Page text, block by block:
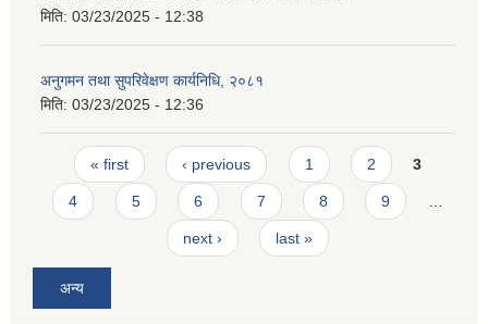
मिति: 03/23/2025 - 12:38
अनुगमन तथा सुपरिवेक्षण कार्यनिधि, २०८१
मिति: 03/23/2025 - 12:36
Pages
« first ‹ previous 1 2 3
4 5 6 7 8 9
next › last »
अन्य